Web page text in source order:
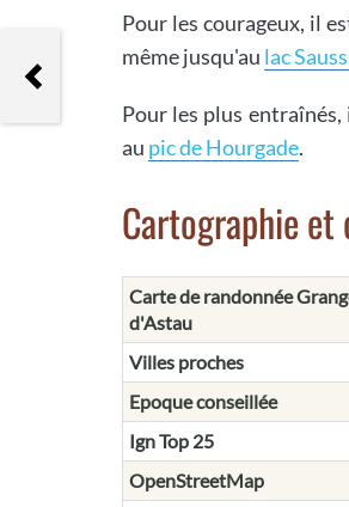
Pour les courageux, il
même jusqu'au lac
Pour les plus
au pic de Hourgade.
Cartographie
Carte de randonnée
d'Astau
Villes proches
Epoque conseillée
Ign Top 25
OpenStreetMap
Refuge du Clot